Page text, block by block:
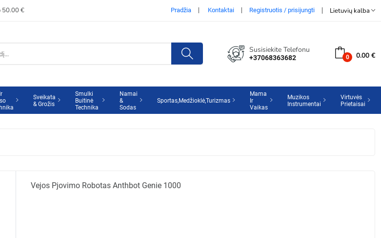
50.00 € Pradžia Kontaktai Registruotis / prisijungti Lietuvių kalba
Susisiekite Telefonu
+37068363682 0.00 €
Sveikata
& Grožis
Smulki
Buitinė
Technika
Namai
&
Sodas
Sportas,Medžioklė,Turizmas
Mama
Ir
Vaikas
Muzikos
Instrumentai
Virtuvės
Prietaisai
Vejos Pjovimo Robotas Anthbot Genie 1000